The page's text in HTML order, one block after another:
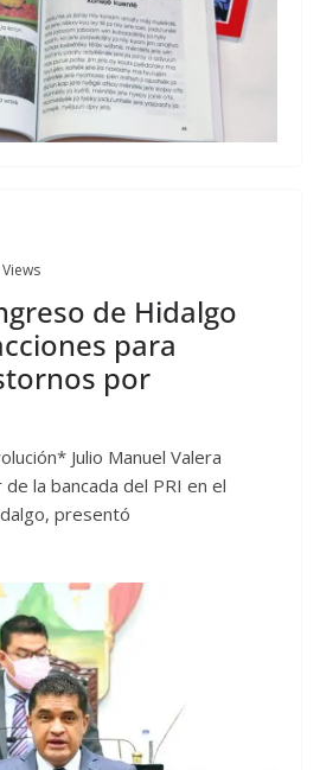
de Hidalgo
para
por
Julio Manuel Valera
la bancada del PRI en el
presentó